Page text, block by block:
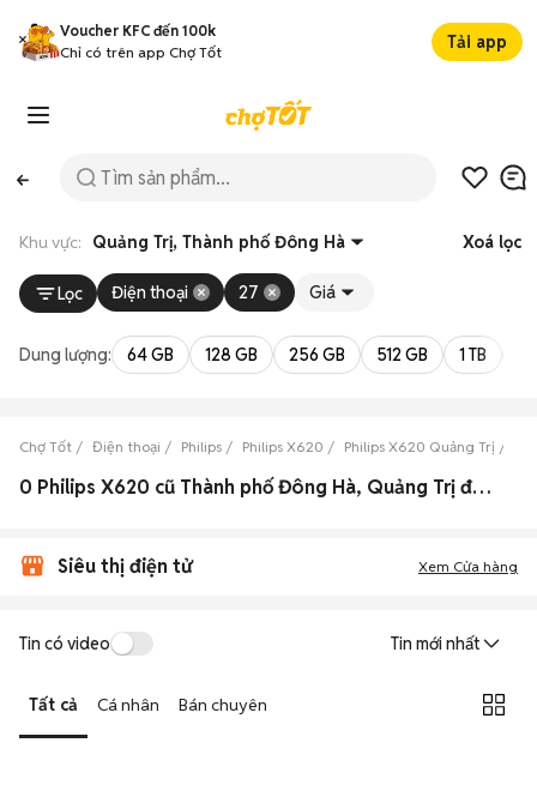
Voucher KFC đến 100k
Chỉ có trên app Chợ Tốt
Tải app
Khu vực: Quảng Trị, Thành phố Đông Hà Xoá lọc
Lọc Điện thoại 27 Giá
Dung lượng: 64 GB 128 GB 256 GB 512 GB 1 TB
Chợ Tốt Điện thoại Philips Philips X620 Philips X620 Quảng Trị
0 Philips X620 cũ Thành phố Đông Hà, Quảng Trị đẹp
Siêu thị điện tử Xem Cửa hàng
Tin có video Tin mới nhất
Tất cả Cá nhân Bán chuyên